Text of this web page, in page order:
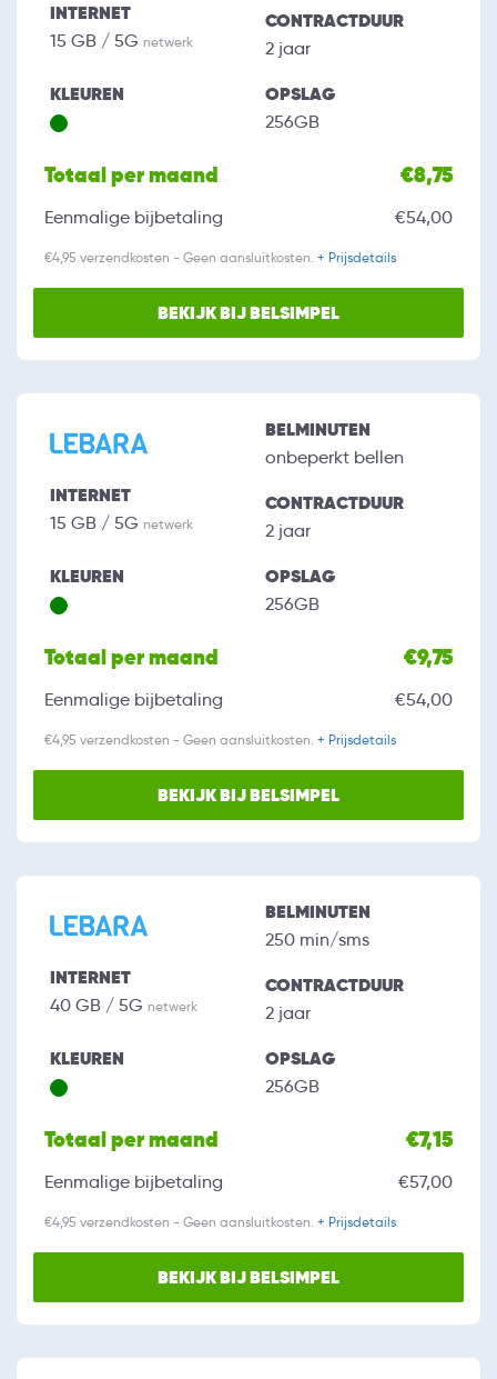
INTERNET
15 GB / 5G netwerk
CONTRACTDUUR
2 jaar
KLEUREN OPSLAG
256GB
Totaal per maand €8,75
Eenmalige bijbetaling €54,00
€4,95 verzendkosten - Geen aansluitkosten. + Prijsdetails
BEKIJK BIJ BELSIMPEL
INTERNET
15 GB / 5G netwerk
BELMINUTEN
onbeperkt bellen
CONTRACTDUUR
2 jaar
KLEUREN OPSLAG
256GB
Totaal per maand €9,75
Eenmalige bijbetaling €54,00
€4,95 verzendkosten - Geen aansluitkosten. + Prijsdetails
BEKIJK BIJ BELSIMPEL
INTERNET
40 GB / 5G netwerk
BELMINUTEN
250 min/sms
CONTRACTDUUR
2 jaar
KLEUREN OPSLAG
256GB
Totaal per maand €7,15
Eenmalige bijbetaling €57,00
€4,95 verzendkosten - Geen aansluitkosten. + Prijsdetails
BEKIJK BIJ BELSIMPEL